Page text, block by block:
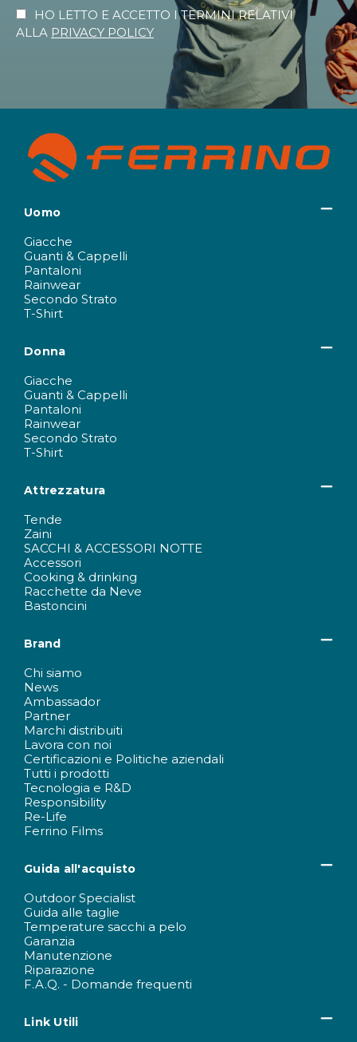
HO LETTO E ACCETTO I TERMINI RELATIVI
ALLA PRIVACY POLICY
Uomo
Giacche
Guanti & Cappelli
Pantaloni
Rainwear
Secondo Strato
T-Shirt
Donna
Giacche
Guanti & Cappelli
Pantaloni
Rainwear
Secondo Strato
T-Shirt
Attrezzatura
Tende
Zaini
SACCHI & ACCESSORI NOTTE
Accessori
Cooking & drinking
Racchette da Neve
Bastoncini
Brand
Chi siamo
News
Ambassador
Partner
Marchi distribuiti
Lavora con noi
Certificazioni e Politiche aziendali
Tutti i prodotti
Tecnologia e R&D
Responsibility
Re-Life
Ferrino Films
Guida all'acquisto
Outdoor Specialist
Guida alle taglie
Temperature sacchi a pelo
Garanzia
Manutenzione
Riparazione
F.A.Q. - Domande frequenti
Link Utili